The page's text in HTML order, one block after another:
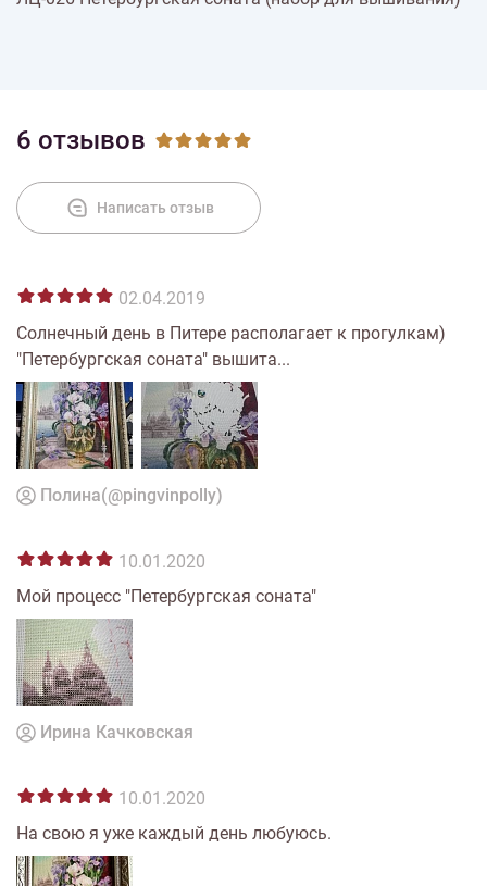
% Скидки
6 отзывов
Написать отзыв
02.04.2019
Солнечный день в Питере располагает к прогулкам)
"Петербургская соната" вышита...
Полина(@pingvinpolly)
10.01.2020
Мой процесс "Петербургская соната"
Ирина Качковская
10.01.2020
На свою я уже каждый день любуюсь.